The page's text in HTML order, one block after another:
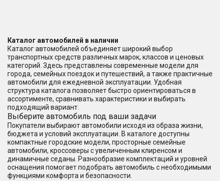
Каталог автомобилей в наличии
Каталог автомобилей объединяет широкий выбор
транспортных средств различных марок, классов и ценовых
категорий. Здесь представлены современные модели для
города, семейных поездок и путешествий, а также практичные
автомобили для ежедневной эксплуатации. Удобная
структура каталога позволяет быстро ориентироваться в
ассортименте, сравнивать характеристики и выбирать
подходящий вариант.
Выберите автомобиль под ваши задачи
Покупатели выбирают автомобили исходя из образа жизни,
бюджета и условий эксплуатации. В каталоге доступны
компактные городские модели, просторные семейные
автомобили, кроссоверы с увеличенным клиренсом и
динамичные седаны. Разнообразие комплектаций и уровней
оснащения помогает подобрать автомобиль с необходимыми
функциями комфорта и безопасности.